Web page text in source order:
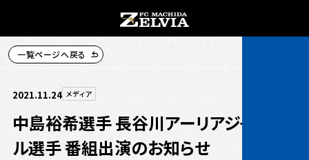
一覧ページへ戻る
2021.11.24 メディア
中島裕希選手 長谷川アーリアジャスー
ル選手 番組出演のお知らせ